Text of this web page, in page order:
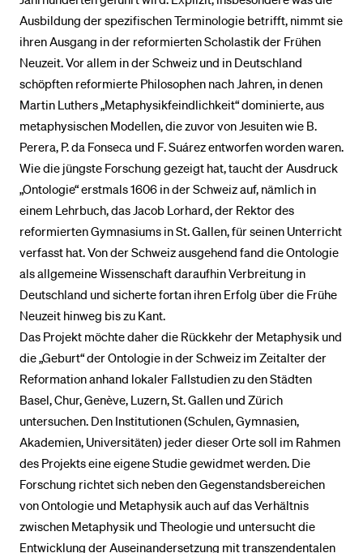
Ausbildung der spezifischen Terminologie betrifft, nimmt sie
ihren Ausgang in der reformierten Scholastik der Frühen
Neuzeit. Vor allem in der Schweiz und in Deutschland
schöpften reformierte Philosophen nach Jahren, in denen
Martin Luthers „Metaphysikfeindlichkeit“ dominierte, aus
metaphysischen Modellen, die zuvor von Jesuiten wie B.
Perera, P. da Fonseca und F. Suárez entworfen worden waren.
Wie die jüngste Forschung gezeigt hat, taucht der Ausdruck
„Ontologie“ erstmals 1606 in der Schweiz auf, nämlich in
einem Lehrbuch, das Jacob Lorhard, der Rektor des
reformierten Gymnasiums in St. Gallen, für seinen Unterricht
verfasst hat. Von der Schweiz ausgehend fand die Ontologie
als allgemeine Wissenschaft daraufhin Verbreitung in
Deutschland und sicherte fortan ihren Erfolg über die Frühe
Neuzeit hinweg bis zu Kant.
Das Projekt möchte daher die Rückkehr der Metaphysik und
die „Geburt“ der Ontologie in der Schweiz im Zeitalter der
Reformation anhand lokaler Fallstudien zu den Städten
Basel, Chur, Genève, Luzern, St. Gallen und Zürich
untersuchen. Den Institutionen (Schulen, Gymnasien,
Akademien, Universitäten) jeder dieser Orte soll im Rahmen
des Projekts eine eigene Studie gewidmet werden. Die
Forschung richtet sich neben den Gegenstandsbereichen
von Ontologie und Metaphysik auch auf das Verhältnis
zwischen Metaphysik und Theologie und untersucht die
Entwicklung der Auseinandersetzung mit transzendentalen
Medien
BELIEBTE INHALTE
Vorlesungsverzeichnis
Bibliothek
Sportangebot
Menuplan Mensa
Anmeldung und Zulassung